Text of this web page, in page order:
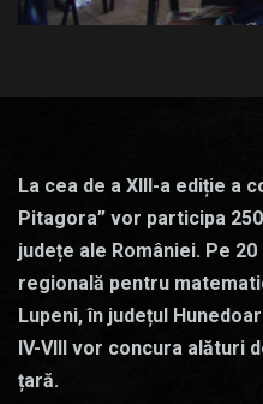
La cea de a XIII-a ediție a
Pitagora” vor participa
județe ale României. Pe
regională pentru
Lupeni, în județul
IV-VIII vor concura alături
țară.